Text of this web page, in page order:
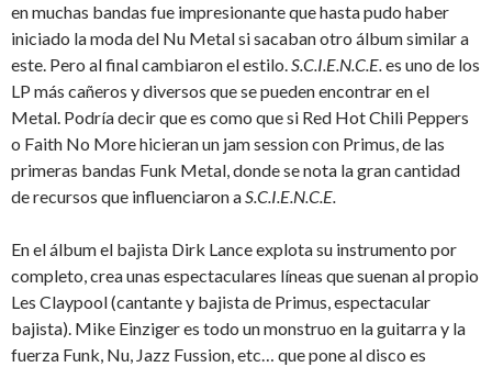
en muchas bandas fue impresionante que hasta pudo haber
iniciado la moda del Nu Metal si sacaban otro álbum similar a
este. Pero al final cambiaron el estilo.S.C.I.E.N.C.E.es uno de los
LP más cañeros y diversos que se pueden encontrar en el
Metal. Podría decir que es como que si Red Hot Chili Peppers
o Faith No More hicieran un jam session con Primus, de las
primeras bandas Funk Metal, donde se nota la gran cantidad
de recursos que influenciaron aS.C.I.E.N.C.E.
En el álbum el bajista Dirk Lance explota su instrumento por
completo, crea unas espectaculares líneas que suenan al propio
Les Claypool (cantante y bajista de Primus, espectacular
bajista). Mike Einziger es todo un monstruo en la guitarra y la
fuerza Funk, Nu, Jazz Fussion, etc… que pone al disco es